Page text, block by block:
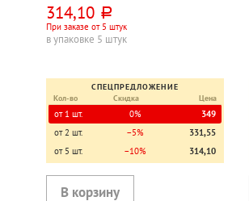
314,10 руб.
При заказе от 5 штук
в упаковке 5 штук
СПЕЦПРЕДЛОЖЕНИЕ
Кол-во
Скидка Цена
от 1 шт. 0%
349
от 2 шт.
−5%
331,55
от 5 шт.
−10% 314,10